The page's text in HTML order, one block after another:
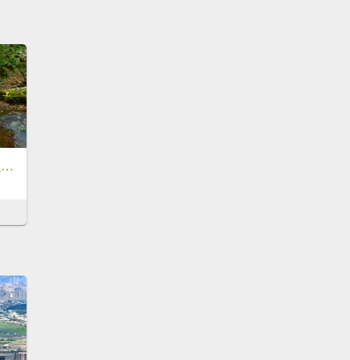
大尖山瀑布群-大尖山瀑布 茄苳瀑布 秀峰瀑布